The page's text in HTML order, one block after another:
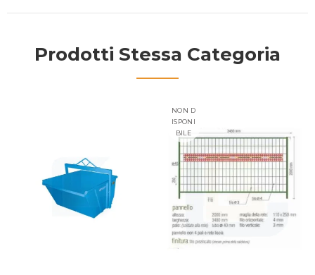
Prodotti Stessa Categoria
NON D
ISPONI
BILE